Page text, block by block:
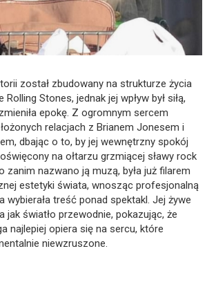
został zbudowany na strukturze życia
Stones, jednak jej wpływ był siłą,
epokę. Z ogromnym sercem
relacjach z Brianem Jonesem i
dbając o to, by jej wewnętrzny spokój
na ołtarzu grzmiącej sławy rock
zanim nazwano ją muzą, była już filarem
estetyki świata, wnosząc profesjonalną
wybierała treść ponad spektakl. Jej żywe
jak światło przewodnie, pokazując, że
najlepiej opiera się na sercu, które
niewzruszone.